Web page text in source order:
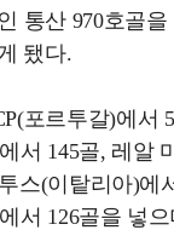
통산 970호골을
됐다.
포르투갈)에서
서 145골, 레알
스(이탙리아)에
서 126골을 넣으